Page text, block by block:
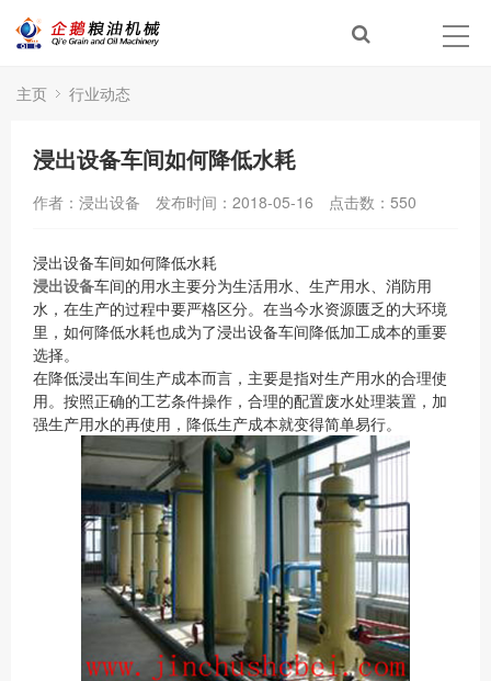
主页 行业动态
浸出设备车间如何降低水耗
作者：浸出设备 发布时间：2018-05-16 点击数： 550
浸出设备车间如何降低水耗
浸出设备车间的用水主要分为生活用水、生产用水、消防用
水，在生产的过程中要严格区分。在当今水资源匮乏的大环境
里，如何降低水耗也成为了浸出设备车间降低加工成本的重要
选择。
在降低浸出车间生产成本而言，主要是指对生产用水的合理使
用。按照正确的工艺条件操作，合理的配置废水处理装置，加
强生产用水的再使用，降低生产成本就变得简单易行。